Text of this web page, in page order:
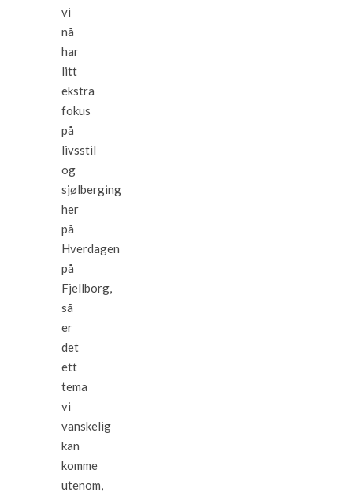
vi
nå
har
litt
ekstra
fokus
på
livsstil
og
sjølberging
her
på
Hverdagen
på
Fjellborg,
så
er
det
ett
tema
vi
vanskelig
kan
komme
utenom,